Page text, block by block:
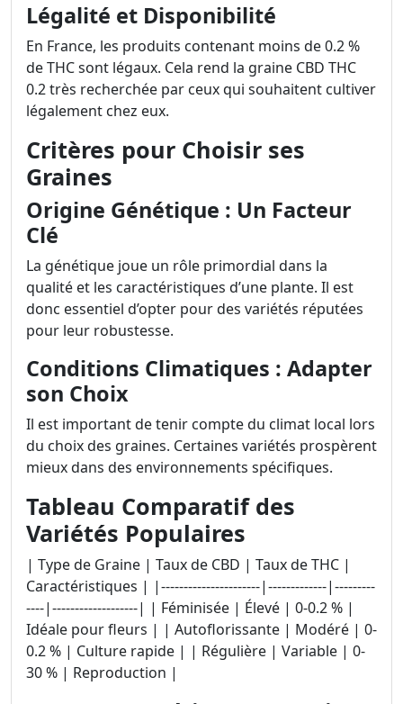
Légalité et Disponibilité
En France, les produits contenant moins de 0.2 %
de THC sont légaux. Cela rend la graine CBD THC
0.2 très recherchée par ceux qui souhaitent cultiver
légalement chez eux.
Critères pour Choisir ses
Graines
Origine Génétique : Un Facteur
Clé
La génétique joue un rôle primordial dans la
qualité et les caractéristiques d’une plante. Il est
donc essentiel d’opter pour des variétés réputées
pour leur robustesse.
Conditions Climatiques : Adapter
son Choix
Il est important de tenir compte du climat local lors
du choix des graines. Certaines variétés prospèrent
mieux dans des environnements spécifiques.
Tableau Comparatif des
Variétés Populaires
| Type de Graine | Taux de CBD | Taux de THC |
Caractéristiques | |----------------------|-------------|---------
----|-------------------| | Féminisée | Élevé | 0-0.2 % |
Idéale pour fleurs | | Autoflorissante | Modéré | 0-
0.2 % | Culture rapide | | Régulière | Variable | 0-
30 % | Reproduction |